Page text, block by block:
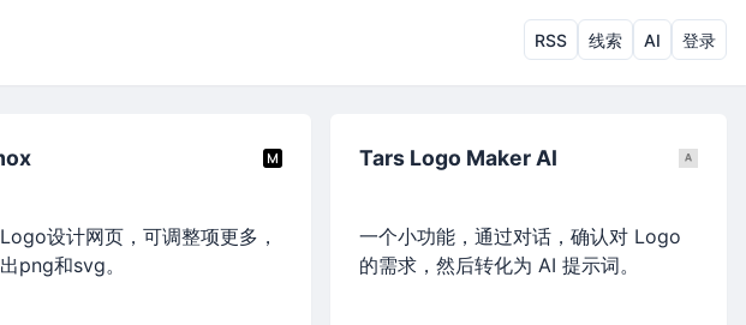
RSS 线索 AI 登录
设计网页，可调整项更多，
png和svg。
Tars Logo Maker AI
一个小功能，通过对话，确认对 Logo
的需求，然后转化为 AI 提示词。